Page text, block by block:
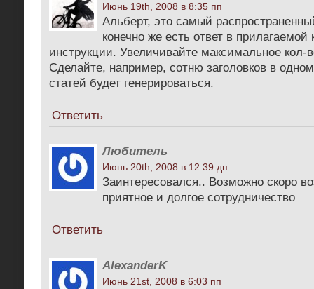
Июнь 19th, 2008 в 8:35 пп
Альберт, это самый
конечно же есть ответ в прилагаемой
инструкции. Увеличивайте максимальное кол-
Сделайте, например, сотню заголовков в
статей будет генерироваться.
Ответить
Любитель
Июнь 20th, 2008 в 12:39 дп
Заинтересовался.. Возможно скоро
приятное и долгое сотрудничество
Ответить
AlexanderK
Июнь 21st, 2008 в 6:03 пп